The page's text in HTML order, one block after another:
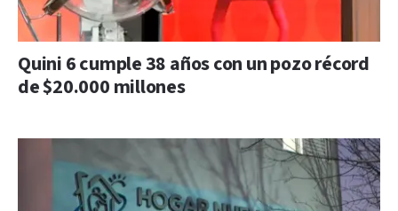
Quini 6 cumple 38 años con un pozo récord
de $20.000 millones